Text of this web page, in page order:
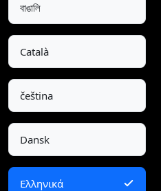
বাঙালি
Català
čeština
Dansk
Ελληνικά